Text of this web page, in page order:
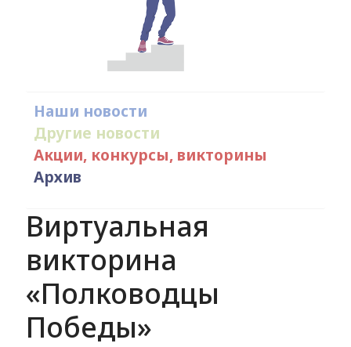
Наши новости
Другие новости
Акции, конкурсы, викторины
Архив
Виртуальная
викторина
«Полководцы
Победы»